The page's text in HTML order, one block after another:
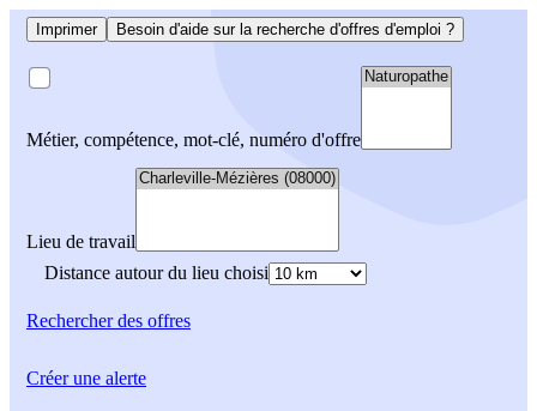
Imprimer Besoin d'aide sur la recherche d'offres d'emploi ?
Métier, compétence, mot-clé, numéro d'offre
Lieu de travail
Distance autour du lieu choisi
Rechercherdes offres
Créer une alerte